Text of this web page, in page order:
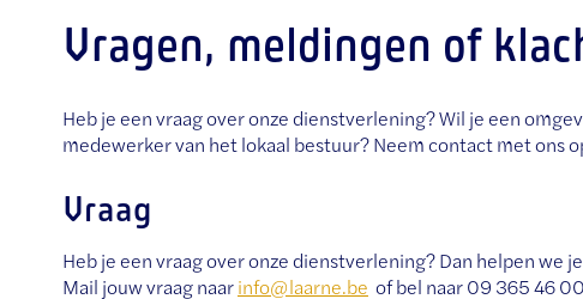
Vragen, meldingen of
Heb je een vraag over onze dienstverlening? Wil je een
medewerker van het lokaal bestuur? Neem contact met ons
Vraag
Heb je een vraag over onze dienstverlening? Dan helpen we
Mail jouw vraag naarinfo@laarne.be of bel naar 09 365 46